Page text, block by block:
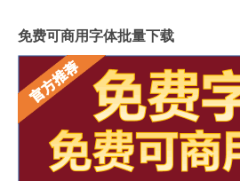
免费可商用字体批量下载